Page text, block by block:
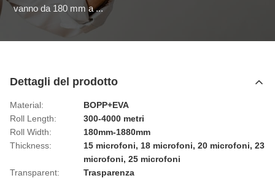
vanno da 180 mm a ...
Dettagli del prodotto
Material:
BOPP+EVA
Roll Length:
300-4000 metri
Roll Width:
180mm-1880mm
Thickness:
15 microfoni, 18 microfoni, 20 microfoni, 23
microfoni, 25 microfoni
Transparent:
Trasparenza